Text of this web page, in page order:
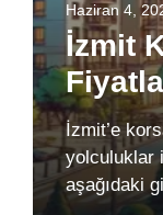
Haziran 4,
İzmit
İzmit’e
yolculuklar
aşağıdaki